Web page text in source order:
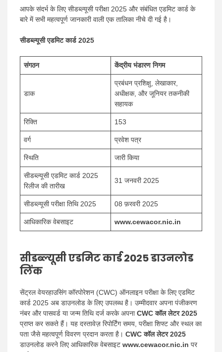
आपके संदर्भ के लिए सीडब्ल्यूसी परीक्षा 2025 और संबंधित एडमिट कार्ड के
बारे में सभी महत्वपूर्ण जानकारी वाली एक तालिका नीचे दी गई है।
सीडब्ल्यूसी एडमिट कार्ड 2025
संगठन केंद्रीय भंडारण निगम
डाक
प्रबंधन प्रशिक्षु, लेखाकार,
अधीक्षक, और जूनियर तकनीकी
सहायक
रिक्ति 153
वर्ग प्रवेश पत्र
स्थिति जारी किया
सीडब्ल्यूसी एडमिट कार्ड 2025
रिलीज की तारीख
31 जनवरी 2025
सीडब्ल्यूसी परीक्षा तिथि 2025 08 फ़रवरी 2025
आधिकारिक वेबसाइट www.cewacor.nic.in
सीडब्ल्यूसी एडमिट कार्ड 2025 डाउनलोड
लिंक
सेंट्रल वेयरहाउसिंग कॉरपोरेशन (CWC) ऑनलाइन परीक्षा के लिए एडमिट
कार्ड 2025 अब डाउनलोड के लिए उपलब्ध है। उम्मीदवार अपना पंजीकरण
नंबर और पासवर्ड या जन्म तिथि दर्ज करके अपनाCWC कॉल लेटर 2025
प्राप्त कर सकते हैं। यह दस्तावेज़ रिपोर्टिंग समय, परीक्षा शिफ्ट और स्थल का
पता जैसे महत्वपूर्ण विवरण प्रदान करता है। CWC कॉल लेटर 2025
डाउनलोड करने लिए आधिकारिक वेबसाइट www.cewacor.nic.in पर